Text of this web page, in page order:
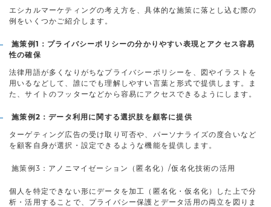
エシカルマーケティングの考え方を、具体的な施策に落とし込む際の
例をいくつかご紹介します。
施策例1：プライバシーポリシーの分かりやすい表現とアクセス容易
性の確保
法律用語が多くなりがちなプライバシーポリシーを、図やイラストを
用いるなどして、誰にでも理解しやすい言葉と形式で提供します。ま
た、サイトのフッターなどから容易にアクセスできるようにします。
施策例2：データ利用に関する選択肢を顧客に提供
ターゲティング広告の受け取り可否や、パーソナライズの度合いなど
を顧客自身が選択・設定できるような機能を提供します。
施策例3：アノニマイゼーション（匿名化）/仮名化技術の活用
個人を特定できない形にデータを加工（匿名化・仮名化）した上で分
析・活用することで、プライバシー保護とデータ活用の両立を図りま